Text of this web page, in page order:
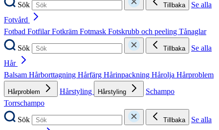
Sök
Tillbaka
Se alla
Fotvård
Fotbad FotfilarFotkräm Fotmask Fotskrubb och peeling Tånaglar
Sök
Tillbaka
Se alla
Hår
Balsam Hårborttagning Hårfärg Hårinpackning Hårolja Hårproblem
Hårproblem Hårstyling Hårstyling
Schampo
Torrschampo
Sök
Tillbaka
Se alla